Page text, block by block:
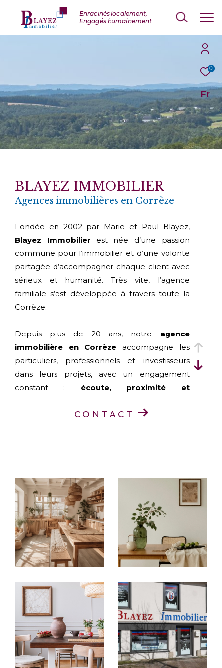
0
Fr
BLAYEZ IMMOBILIER
Agences immobilières en Corrèze
Fondée en 2002 par Marie et Paul Blayez,
Blayez Immobilier est née d’une passion
commune pour l’immobilier et d’une volonté
partagée d’accompagner chaque client avec
sérieux et humanité. Très vite, l’agence
familiale s’est développée à travers toute la
Corrèze.
Depuis plus de 20 ans, notre agence
immobilière en Corrèze accompagne les
particuliers, professionnels et investisseurs
dans leurs projets, avec un engagement
constant : écoute, proximité et
Égletons, Ussel et Meymac
agence
immobilièrevous accueille avec une parfaite
connaissance du marché de son secteur.
Acheter ou vendre en toute
confiance
Vous recherchez une maison à vendre en
la-Gaillarde
ou un bien à investir autour de
Tulle ?
Nos agences vous proposent un large choix
d’annonces immobilières en Corrèze:
Villas, maisons de village, appartements,
studios, garages
CONTACT